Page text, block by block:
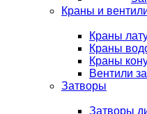
Краны и
Краны
Краны
Краны
Вентили
Затворы
Затворы